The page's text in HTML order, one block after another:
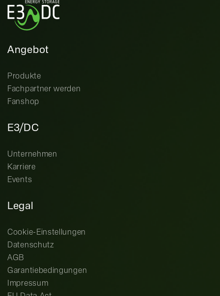
Angebot
Produkte
Fachpartner werden
Fanshop
E3/DC
Unternehmen
Karriere
Events
Legal
Cookie-Einstellungen
Datenschutz
AGB
Garantiebedingungen
Impressum